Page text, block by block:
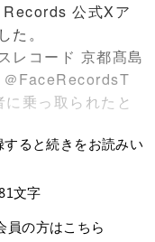
公式Xア
。
レコード 京都髙島
FaceRecordsT
乗っ取られたと
ると続きをお読みい
文字
員の方はこちら